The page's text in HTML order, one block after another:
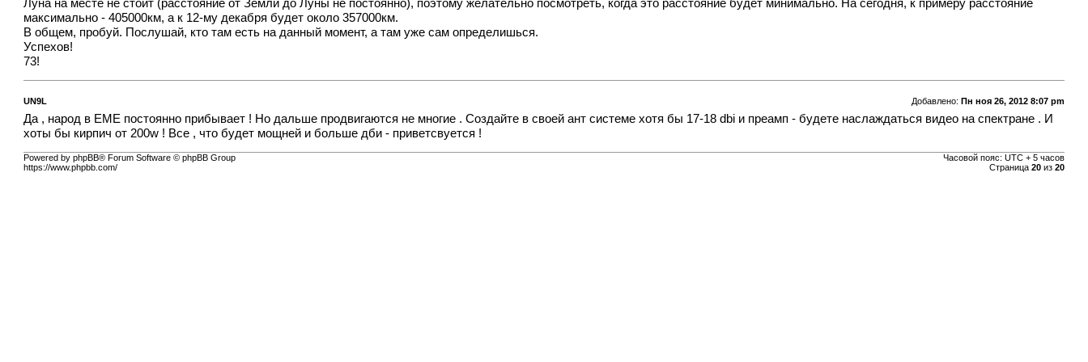
Луна на месте не стоит (расстояние от Земли до Луны не постоянно), поэтому желательно посмотреть, когда это расстояние будет минимально. На сегодня, к примеру расстояние
максимально - 405000км, а к 12-му декабря будет около 357000км.
В общем, пробуй. Послушай, кто там есть на данный момент, а там уже сам определишься.
Успехов!
73!
Добавлено: Пн ноя 26, 2012 8:07 pm
UN9L
Да , народ в ЕМЕ постоянно прибывает ! Но дальше продвигаются не многие . Создайте в своей ант системе хотя бы 17-18 dbi и преамп - будете наслаждаться видео на спектране . И
хоты бы кирпич от 200w ! Все , что будет мощней и больше дби - приветсвуется !
Часовой пояс: UTC + 5 часов
Страница 20из 20
Powered by phpBB® Forum Software © phpBB Group
https://www.phpbb.com/